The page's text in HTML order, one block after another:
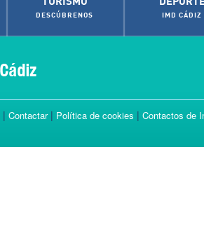
DESCÚBRENOS IMD CÁDIZ
| Contactar| Política de cookies | Contactos de